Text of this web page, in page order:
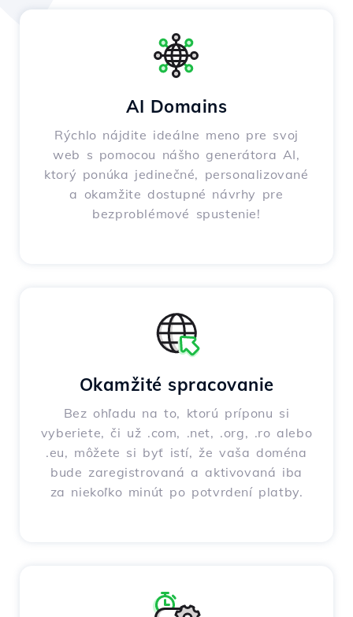
AI Domains
Rýchlo nájdite ideálne meno pre svoj
web s pomocou nášho generátora AI,
ktorý ponúka jedinečné, personalizované
a okamžite dostupné návrhy pre
bezproblémové spustenie!
Okamžité spracovanie
Bez ohľadu na to, ktorú príponu si
vyberiete, či už .com, .net, .org, .ro alebo
.eu, môžete si byť istí, že vaša doména
bude zaregistrovaná a aktivovaná iba
za niekoľko minút po potvrdení platby.